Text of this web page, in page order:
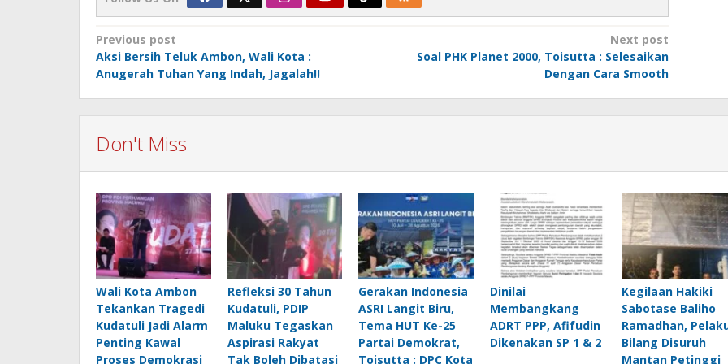
Post
navigation
Previous post
Aksi Bersih Teluk Ambon, Wali Kota :
Anugerah Tuhan Yang Indah, Jagalah!!
Next post
Soal PHK Planet 2000, Toisutta : Selesaikan
Dengan Cara Smooth
Don't Miss
Wali Kota Ambon
Tekankan Tragedi
Kudatuli Jadi Alarm
Penting Kawal
Proses Demokrasi
Refleksi 30 Tahun
Kudatuli, PDIP
Maluku Tegaskan
Aspirasi Rakyat
Tak Boleh Dibatasi
Gerakan Indonesia
ASRI Langit Biru,
Tema HUT Ke-25
Partai Demokrat,
Toisutta : DPC Kota
Dinilai
Membangkang
ADRT PPP, Afifudin
Dikenakan SP 1 & 2
Kegilaan Hakiki
Sabotase Baliho
Ramadhan,
Bilang Disuruh
Mantan Petinggi